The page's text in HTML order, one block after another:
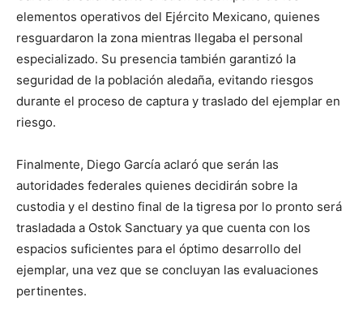
elementos operativos del Ejército Mexicano, quienes
resguardaron la zona mientras llegaba el personal
especializado. Su presencia también garantizó la
seguridad de la población aledaña, evitando riesgos
durante el proceso de captura y traslado del ejemplar en
riesgo.
Finalmente, Diego García aclaró que serán las
autoridades federales quienes decidirán sobre la
custodia y el destino final de la tigresa por lo pronto será
trasladada a Ostok Sanctuary ya que cuenta con los
espacios suficientes para el óptimo desarrollo del
ejemplar, una vez que se concluyan las evaluaciones
pertinentes.